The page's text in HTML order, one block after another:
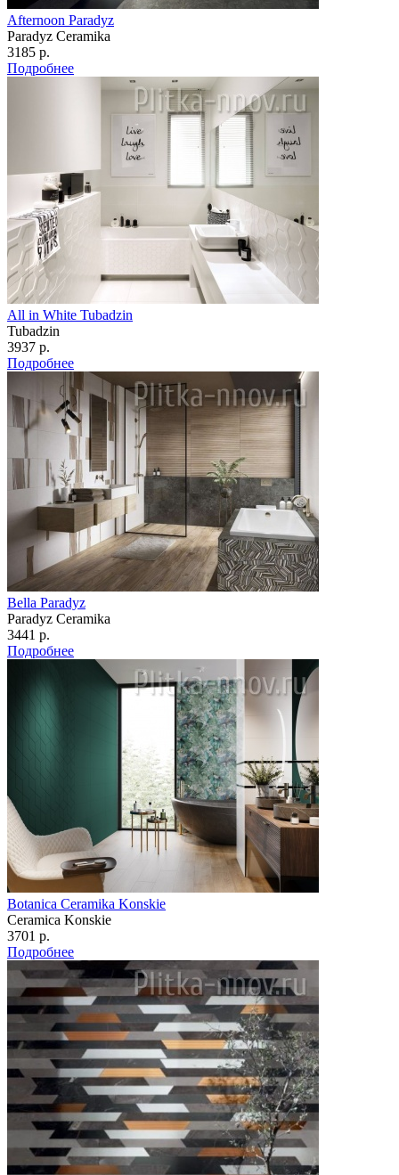
Afternoon Paradyz
Paradyz Сeramika
3185 р.
Подробнее
All in White Tubadzin
Tubadzin
3937 р.
Подробнее
Bella Paradyz
Paradyz Сeramika
3441 р.
Подробнее
Botanica Ceramika Konskie
Ceramica Konskie
3701 р.
Подробнее